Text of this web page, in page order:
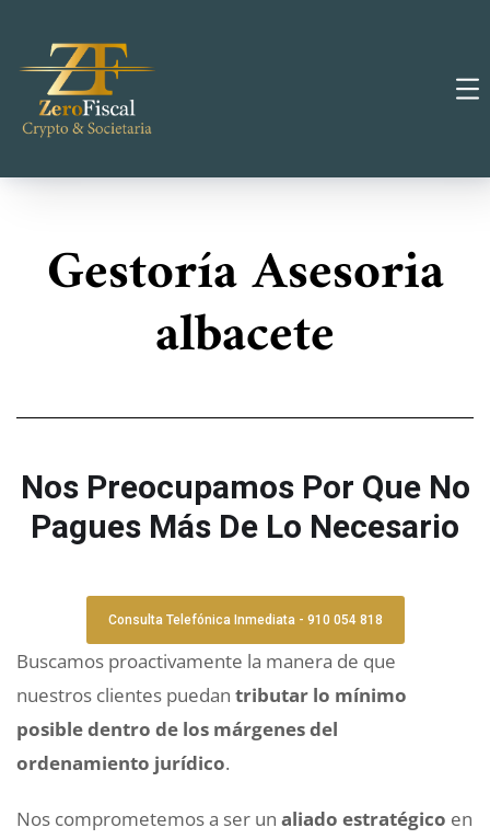
Gestoría Asesoria
albacete
Nos Preocupamos Por Que No
Pagues Más De Lo Necesario
Consulta Telefónica Inmediata - 910 054 818
Buscamos proactivamente la manera de que
nuestros clientes puedan tributar lo mínimo
posible dentro de los márgenes del
ordenamiento jurídico.
Nos comprometemos a ser un aliado estratégico en